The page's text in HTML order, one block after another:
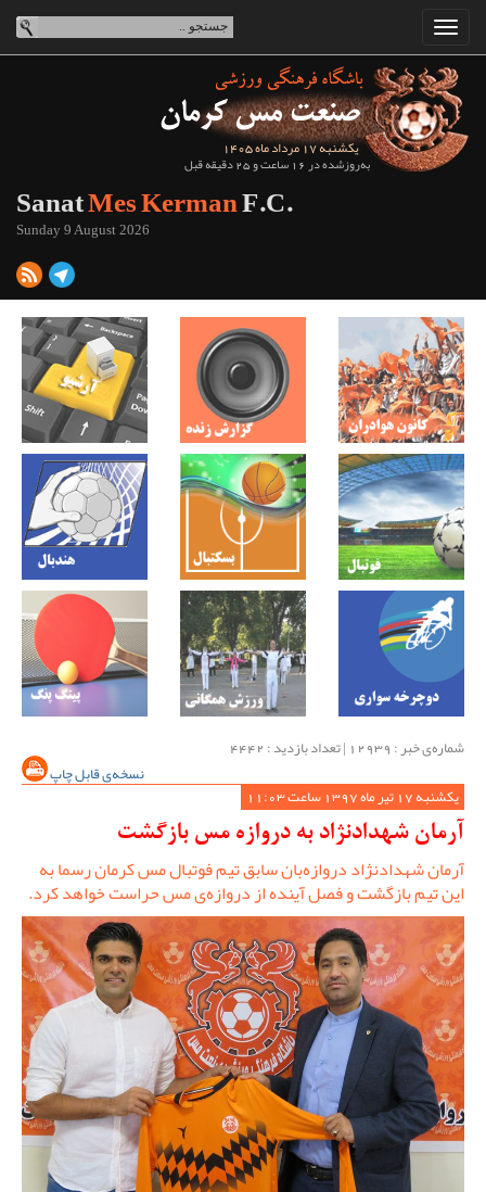
یکشنبه 17 مرداد ماه 1405
به‌روزشده در 16 ساعت و 25 دقیقه قبل
SanatMes KermanF.C.
Sunday 9 August 2026
شماره‌ی خبر : ‌12939 | تعداد بازدید : 4442
نسخه‌ی قابل چاپ
یکشنبه 17 تیر ماه 1397 ساعت 11:03
آرمان شهدادنژاد به دروازه مس بازگشت
آرمان شهدادنژاد دروازه‌بان سابق تیم فوتبال مس کرمان رسما به
این تیم بازگشت و فصل آینده از دروازه‌ی مس حراست خواهد کرد.